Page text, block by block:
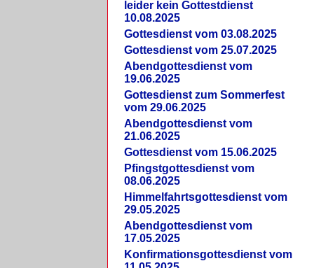
leider kein Gottestdienst
10.08.2025
Gottesdienst vom 03.08.2025
Gottesdienst vom 25.07.2025
Abendgottesdienst vom
19.06.2025
Gottesdienst zum Sommerfest
vom 29.06.2025
Abendgottesdienst vom
21.06.2025
Gottesdienst vom 15.06.2025
Pfingstgottesdienst vom
08.06.2025
Himmelfahrtsgottesdienst vom
29.05.2025
Abendgottesdienst vom
17.05.2025
Konfirmationsgottesdienst vom